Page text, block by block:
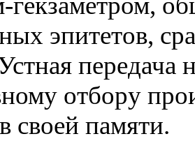
эпитетов,
передача
отбору
своей памяти.